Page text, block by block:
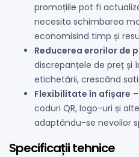
promoțiile pot fi
necesita schimbarea
economisind timp și
Reducerea erorilor de
discrepanțele de preț și
etichetării, crescând
Flexibilitate în afișare
coduri QR, logo-uri și
adaptându-se nevoilor
Specificații tehnice